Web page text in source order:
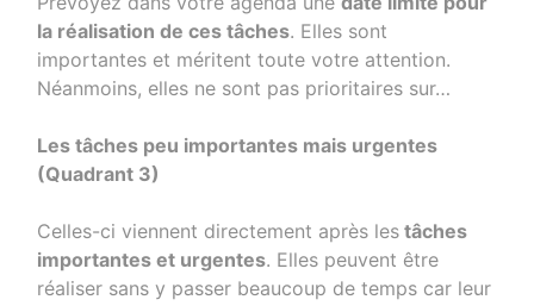
la réalisation de ces tâches. Elles sont
importantes et méritent toute votre attention.
Néanmoins, elles ne sont pas prioritaires sur…
Les tâches peu importantes mais urgentes
(Quadrant 3)
Celles-ci viennent directement après les tâches
importantes et urgentes. Elles peuvent être
réaliser sans y passer beaucoup de temps car leur